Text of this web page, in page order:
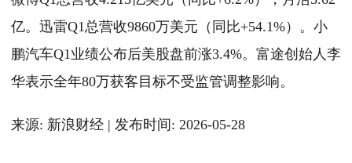
亿。迅雷Q1总营收9860万美元（同比+54.1%）。小
鹏汽车Q1业绩公布后美股盘前涨3.4%。富途创始人李
华表示全年80万获客目标不受监管调整影响。
来源: 新浪财经 | 发布时间: 2026-05-28